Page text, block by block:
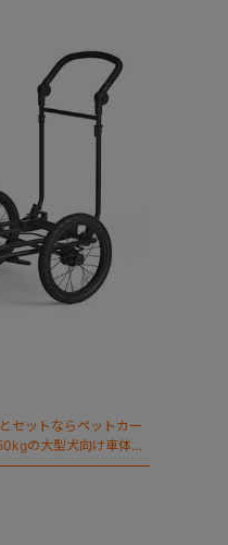
セットならペットカー
の大型犬向け車体登